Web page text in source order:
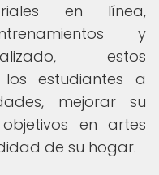
en línea,
y
estos
estudiantes a
mejorar su
en artes
de su hogar.